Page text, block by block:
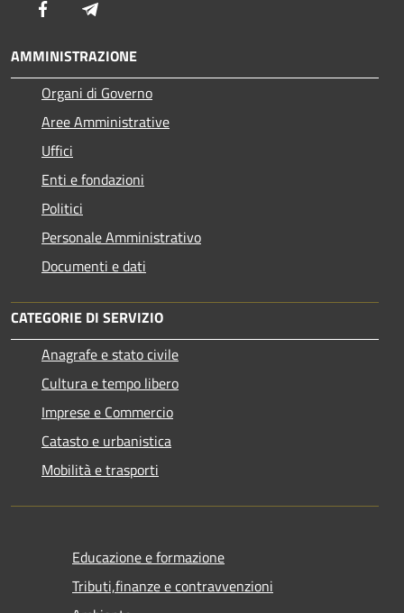
Facebook
AMMINISTRAZIONE
Organi di Governo
Aree Amministrative
Uffici
Enti e fondazioni
Politici
Personale Amministrativo
Documenti e dati
CATEGORIE DI SERVIZIO
Anagrafe e stato civile
Cultura e tempo libero
Imprese e Commercio
Catasto e urbanistica
Mobilità e trasporti
Educazione e formazione
Tributi,finanze e contravvenzioni